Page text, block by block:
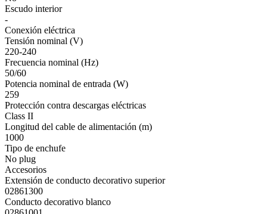
Escudo interior
-
Conexión eléctrica
Tensión nominal (V)
220-240
Frecuencia nominal (Hz)
50/60
Potencia nominal de entrada (W)
259
Protección contra descargas eléctricas
Class II
Longitud del cable de alimentación (m)
1000
Tipo de enchufe
No plug
Accesorios
Extensión de conducto decorativo superior
02861300
Conducto decorativo blanco